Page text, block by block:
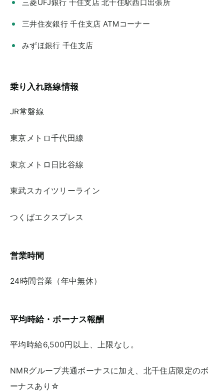
三菱UFJ銀行 千住支店 北千住駅西口出張所
三井住友銀行 千住支店 ATMコーナー
みずほ銀行 千住支店
乗り入れ路線情報
JR常磐線
東京メトロ千代田線
東京メトロ日比谷線
東武スカイツリーライン
つくばエクスプレス
営業時間
24時間営業（年中無休）
平均時給・ボーナス報酬
平均時給6,500円以上、上限なし。
NMRグループ共通ボーナスに加え、北千住店限定のボ
ーナスあり☆